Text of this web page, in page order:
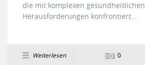
die mit komplexen gesundheitlichen
Herausforderungen konfrontiert...
Weiterlesen 0